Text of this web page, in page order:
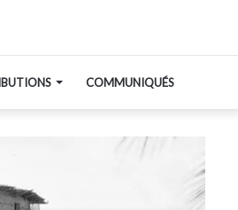
COMMUNIQUÉS